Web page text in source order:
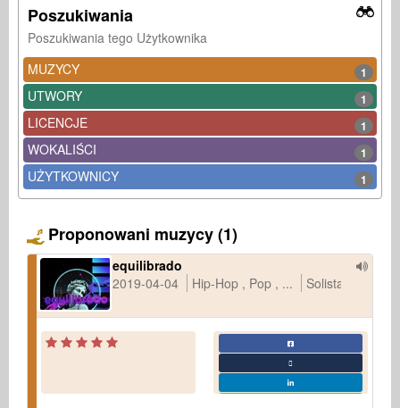
Poszukiwania
Poszukiwania tego Użytkownika
MUZYCY
1
UTWORY 1
LICENCJE 1
WOKALIŚCI 1
UŻYTKOWNICY 1
Proponowani muzycy (1)
equilibrado
2019-04-04
Hip-Hop Pop ... Solista